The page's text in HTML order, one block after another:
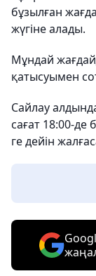
бұзылған
жүгіне алады.
Мұндай
қатысуымен
Сайлау
сағат 18:00-де
ге дейін